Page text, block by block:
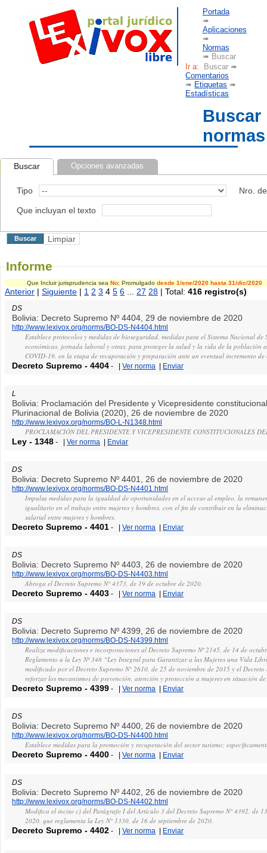
Portada
➠
Aplicaciones
➠
Normas
➠ Buscar
Ir a: Buscar ➠
Comentarios
➠ Etiquetas ➠
Estadísticas
Buscar
normas
Buscar Opciones avanzadas
Tipo Nro.
Que incluyan el texto
Informe
Que Incluir jurisprudencia sea No; Promulgado desde 1/ene/2020 hasta 31/dic/2020
Anterior |Siguiente | 1 2 3 45 6 27 28 | Total:416 registro(s)
DS
Bolivia: Decreto Supremo Nº 4404, 29 de noviembre de 2020
http://www.lexivox.org/norms/BO-DS-N4404.html
Establece protocolos y medidas de bioseguridad, medidas para el Sistema Nacional de
económicas, jornada laboral y otras, para proteger la salud y la vida de la población
COVID-19, en la etapa de recuperación y preparación ante un eventual incremento de
Decreto Supremo -4404 - |Ver norma | Enviar
L
Bolivia: Proclamación del Presidente y Vicepresidente
Plurinacional de Bolivia (2020), 26 de noviembre de 2020
http://www.lexivox.org/norms/BO-L-N1348.html
PROCLAMACIÓN DEL PRESIDENTE Y VICEPRESIDENTE CONSTITUCIONALES
Ley - 1348 - |Ver norma | Enviar
DS
Bolivia: Decreto Supremo Nº 4401, 26 de noviembre de 2020
http://www.lexivox.org/norms/BO-DS-N4401.html
Impulsa medidas para la igualdad de oportunidades en el acceso al empleo, la
igualitario en el trabajo entre mujeres y hombres, con el fin de contribuir en la
salarial entre mujeres y hombres.
Decreto Supremo -4401 - |Ver norma | Enviar
DS
Bolivia: Decreto Supremo Nº 4403, 26 de noviembre de 2020
http://www.lexivox.org/norms/BO-DS-N4403.html
Abroga el Decreto Supremo N° 4373, de 19 de octubre de 2020.
Decreto Supremo -4403 - |Ver norma | Enviar
DS
Bolivia: Decreto Supremo Nº 4399, 26 de noviembre de 2020
http://www.lexivox.org/norms/BO-DS-N4399.html
Realiza modificaciones e incorporaciones al Decreto Supremo Nº 2145, de 14 de
Reglamento a la Ley Nº 348 “Ley Integral para Garantizar a las Mujeres una Vida
modificado por el Decreto Supremo N° 2610, de 25 de noviembre de 2015 y el
reforzar los mecanismos de prevención, atención y protección a mujeres en situación
Decreto Supremo -4399 - |Ver norma | Enviar
DS
Bolivia: Decreto Supremo Nº 4400, 26 de noviembre de 2020
http://www.lexivox.org/norms/BO-DS-N4400.html
Establece medidas para la promoción y recuperación del sector turismo;
Decreto Supremo -4400 - |Ver norma | Enviar
DS
Bolivia: Decreto Supremo Nº 4402, 26 de noviembre de 2020
http://www.lexivox.org/norms/BO-DS-N4402.html
Modifica el inciso c) del Parágrafo I del Artículo 3 del Decreto Supremo N° 4392, de
2020, que reglamenta la Ley N° 1330, de 16 de septiembre de 2020.
Decreto Supremo -4402 - |Ver norma | Enviar